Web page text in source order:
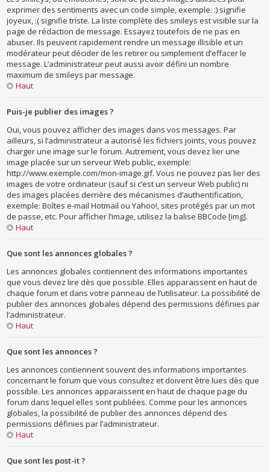
exprimer des sentiments avec un code simple, exemple: :) signifie
joyeux, :( signifie triste. La liste complète des smileys est visible sur la
page de rédaction de message. Essayez toutefois de ne pas en
abuser. Ils peuvent rapidement rendre un message illisible et un
modérateur peut décider de les retirer ou simplement d’effacer le
message. L’administrateur peut aussi avoir défini un nombre
maximum de smileys par message.
Haut
Puis-je publier des images ?
Oui, vous pouvez afficher des images dans vos messages. Par
ailleurs, si l’administrateur a autorisé les fichiers joints, vous pouvez
charger une image sur le forum. Autrement, vous devez lier une
image placée sur un serveur Web public, exemple:
http://www.exemple.com/mon-image.gif. Vous ne pouvez pas lier des
images de votre ordinateur (sauf si c’est un serveur Web public) ni
des images placées derrière des mécanismes d’authentification,
exemple: Boîtes e-mail Hotmail ou Yahoo!, sites protégés par un mot
de passe, etc. Pour afficher l’image, utilisez la balise BBCode [img].
Haut
Que sont les annonces globales ?
Les annonces globales contiennent des informations importantes
que vous devez lire dès que possible. Elles apparaissent en haut de
chaque forum et dans votre panneau de l’utilisateur. La possibilité de
publier des annonces globales dépend des permissions définies par
l’administrateur.
Haut
Que sont les annonces ?
Les annonces contiennent souvent des informations importantes
concernant le forum que vous consultez et doivent être lues dès que
possible. Les annonces apparaissent en haut de chaque page du
forum dans lequel elles sont publiées. Comme pour les annonces
globales, la possibilité de publier des annonces dépend des
permissions définies par l’administrateur.
Haut
Que sont les post-it ?